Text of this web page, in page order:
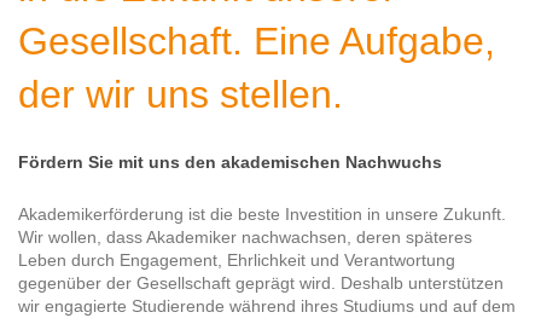
Gesellschaft. Eine Aufgabe,
der wir uns stellen.
Fördern Sie mit uns den akademischen Nachwuchs
Akademikerförderung ist die beste Investition in unsere Zukunft.
Wir wollen, dass Akademiker nachwachsen, deren späteres
Leben durch Engagement, Ehrlichkeit und Verantwortung
gegenüber der Gesellschaft geprägt wird. Deshalb unterstützen
wir engagierte Studierende während ihres Studiums und auf dem